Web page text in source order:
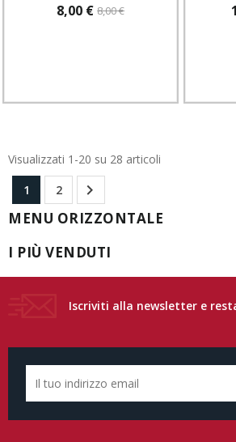
8,00 € 8,00 €
Visualizzati 1-20 su 28 articoli
1
2 
MENU ORIZZONTALE
I PIÙ VENDUTI
Iscriviti alla newsletter e